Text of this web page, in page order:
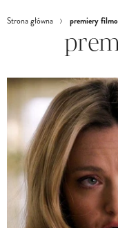
Strona główna premiery